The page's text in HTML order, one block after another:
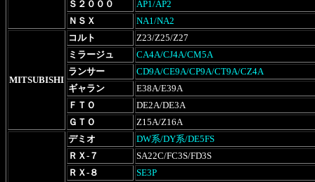
Ｓ２０００
AP1/AP2
ＮＳＸ
NA1/NA2
MITSUBISHI
コルト
Z23/Z25/Z27
ミラージュ
CA4A/CJ4A/CM5A
ランサー
CD9A/CE9A/CP9A/CT9A/CZ4A
ギャラン
E38A/E39A
ＦＴＯ
DE2A/DE3A
ＧＴＯ
Z15A/Z16A
デミオ
DW系/DY系/DE5FS
ＲＸ-７
SA22C/FC3S/FD3S
ＲＸ-８
SE3P